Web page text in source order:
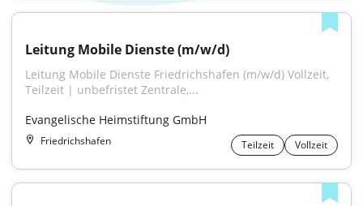
Leitung Mobile Dienste (m/w/d)
Leitung Mobile Dienste Friedrichshafen (m/w/d) Vollzeit,
Teilzeit | unbefristet Zentrale,...
Evangelische Heimstiftung GmbH
Friedrichshafen Teilzeit Vollzeit